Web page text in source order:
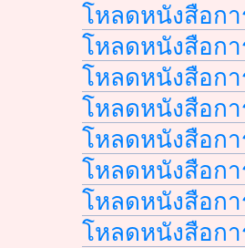
โหลดหนังสือกา
โหลดหนังสือกา
โหลดหนังสือกา
โหลดหนังสือกา
โหลดหนังสือกา
โหลดหนังสือกา
โหลดหนังสือกา
โหลดหนังสือกา